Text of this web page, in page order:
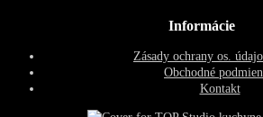
Informácie
Zásady ochrany os.
Obchodné
Kontakt